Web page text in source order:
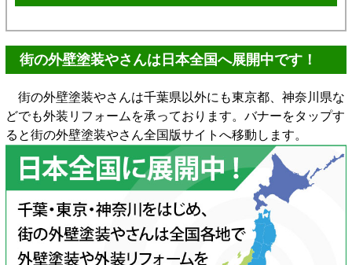
街の外壁塗装やさんは日本全国へ展開中です！
街の外壁塗装やさんは千葉県以外にも東京都、神奈川県な
どでも外装リフォームを承っております。バナーをタップす
ると街の外壁塗装やさん全国版サイトへ移動します。